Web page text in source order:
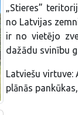
„Stieres”
no Latvijas
ir no vietējo
dažādu svinību
Latviešu virtuve:
plānās